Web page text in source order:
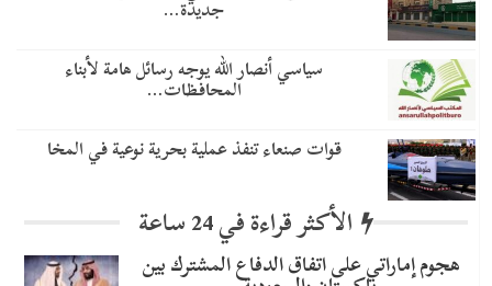
جديدة…
سياسي أنصار الله يوجه رسائل هامة لأبناء
المحافظات…
قوات صنعاء تنفذ عملية بحرية نوعية في المخا
الأكثر قراءة في 24 ساعة
هجوم إماراتي على اتفاق الدفاع المشترك بين